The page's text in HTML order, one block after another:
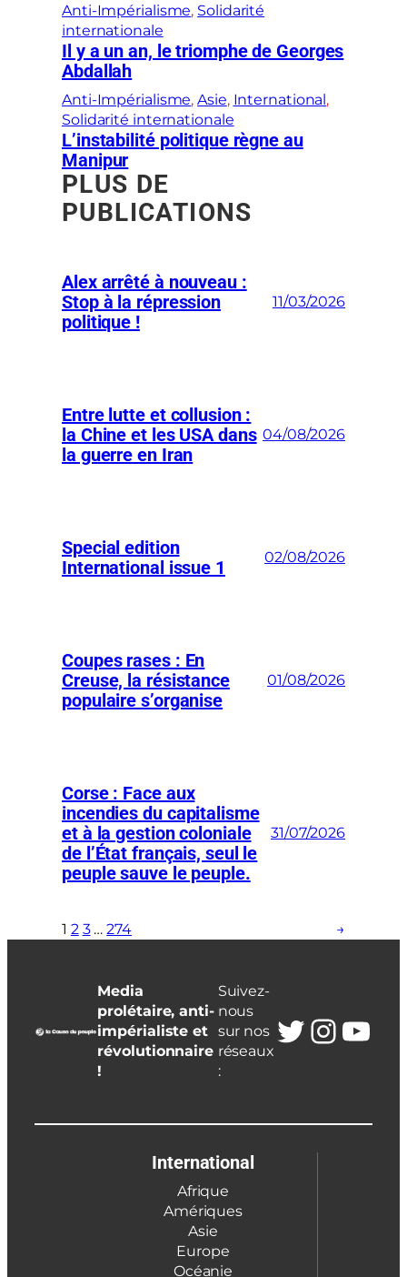
Anti-Impérialisme, Solidarité
internationale
Il y a un an, le triomphe de Georges
Abdallah
Anti-Impérialisme, Asie, International
Solidarité internationale
L’instabilité politique règne au
Manipur
PLUS DE
PUBLICATIONS
Alex arrêté à nouveau :
Stop à la répression
politique !
11/03/2026
Entre lutte et collusion :
la Chine et les USA dans
la guerre en Iran
04/08/2026
Special edition
International issue 1
02/08/2026
Coupes rases : En
Creuse, la résistance
populaire s’organise
01/08/2026
Corse : Face aux
incendies du capitalisme
et à la gestion coloniale
de l’État français, seul le
peuple sauve le peuple.
31/07/2026
1 2 3 … 274 →
Media
prolétaire, anti-
impérialiste et
révolutionnaire
!
Suivez-
nous
sur nos
réseaux
:
Twitter
International
Afrique
Amériques
Asie
Europe
Océanie